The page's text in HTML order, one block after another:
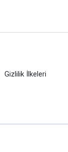
Gizlilik İlkeleri